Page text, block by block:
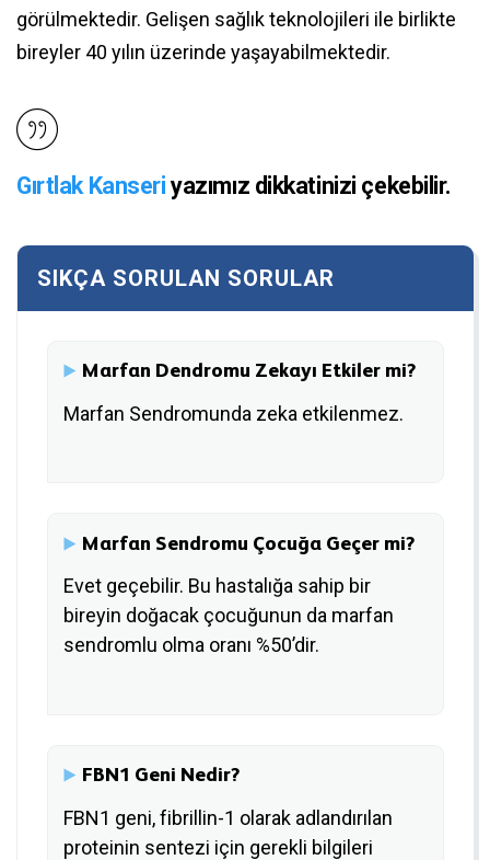
görülmektedir. Gelişen sağlık teknolojileri ile birlikte
bireyler 40 yılın üzerinde yaşayabilmektedir.
Gırtlak Kanseriyazımız dikkatinizi çekebilir.
Marfan Dendromu Zekayı Etkiler mi?
Marfan Sendromunda zeka etkilenmez.
Marfan Sendromu Çocuğa Geçer mi?
Evet geçebilir. Bu hastalığa sahip bir
bireyin doğacak çocuğunun da marfan
sendromlu olma oranı %50’dir.
FBN1 Geni Nedir?
FBN1 geni, fibrillin-1 olarak adlandırılan
proteinin sentezi için gerekli bilgileri